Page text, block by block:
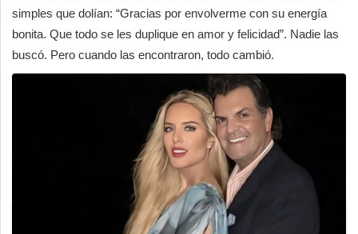
simples que dolían: “Gracias por envolverme con su energía
bonita. Que todo se les duplique en amor y felicidad”. Nadie las
buscó. Pero cuando las encontraron, todo cambió.